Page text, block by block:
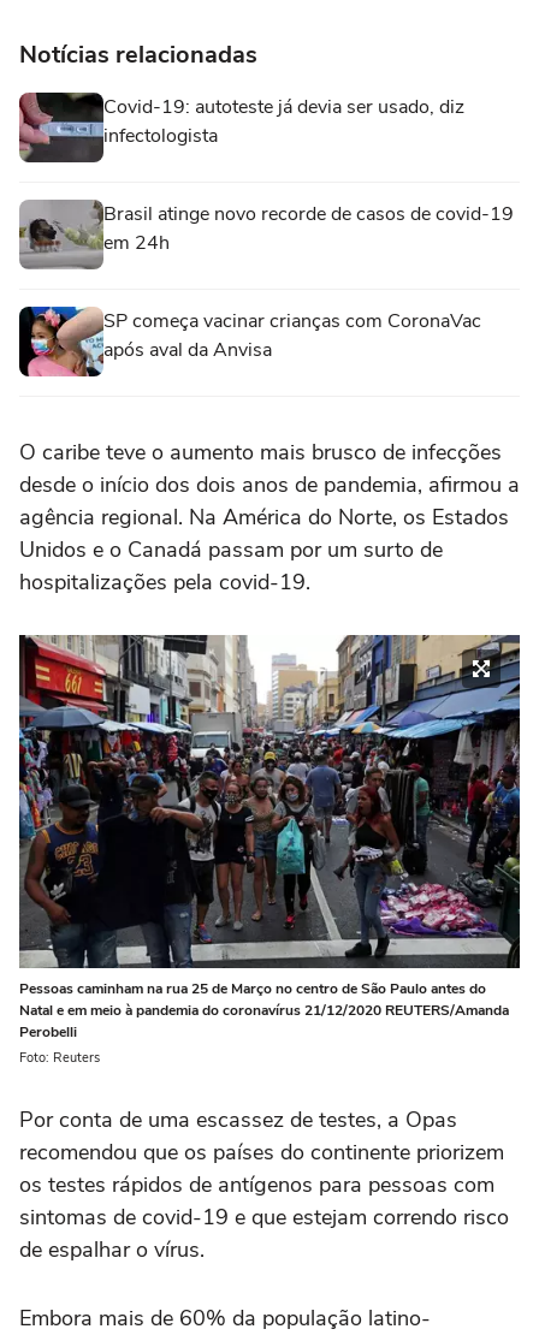
Notícias relacionadas
Covid-19: autoteste já devia ser usado, diz
infectologista
Brasil atinge novo recorde de casos de covid-19
em 24h
SP começa vacinar crianças com CoronaVac
após aval da Anvisa
O caribe teve o aumento mais brusco de infecções
desde o início dos dois anos de pandemia, afirmou a
agência regional. Na América do Norte, os Estados
Unidos e o Canadá passam por um surto de
hospitalizações pela covid-19.
Pessoas caminham na rua 25 de Março no centro de São Paulo antes do
Natal e em meio à pandemia do coronavírus 21/12/2020 REUTERS/Amanda
Perobelli
Foto: Reuters
Por conta de uma escassez de testes, a Opas
recomendou que os países do continente priorizem
os testes rápidos de antígenos para pessoas com
sintomas de covid-19 e que estejam correndo risco
de espalhar o vírus.
Embora mais de 60% da população latino-